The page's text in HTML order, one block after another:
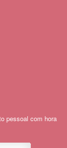
pessoal com hora